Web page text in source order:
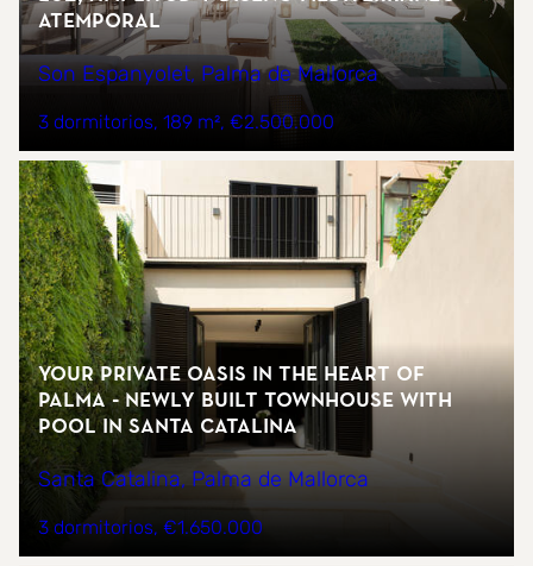
atemporal
Son Espanyolet, Palma de Mallorca
3 dormitorios 189 m² €2.500.000
Your private oasis in the heart of
Palma - newly built townhouse with
pool in Santa Catalina
Santa Catalina, Palma de Mallorca
3 dormitorios €1.650.000